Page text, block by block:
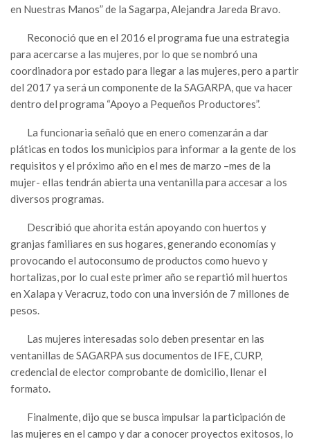
en Nuestras Manos” de la Sagarpa, Alejandra Jareda Bravo.
Reconoció que en el 2016 el programa fue una estrategia
para acercarse a las mujeres, por lo que se nombró una
coordinadora por estado para llegar a las mujeres, pero a partir
del 2017 ya será un componente de la SAGARPA, que va hacer
dentro del programa “Apoyo a Pequeños Productores”.
La funcionaria señaló que en enero comenzarán a dar
pláticas en todos los municipios para informar a la gente de los
requisitos y el próximo año en el mes de marzo –mes de la
mujer- ellas tendrán abierta una ventanilla para accesar a los
diversos programas.
Describió que ahorita están apoyando con huertos y
granjas familiares en sus hogares, generando economías y
provocando el autoconsumo de productos como huevo y
hortalizas, por lo cual este primer año se repartió mil huertos
en Xalapa y Veracruz, todo con una inversión de 7 millones de
pesos.
Las mujeres interesadas solo deben presentar en las
ventanillas de SAGARPA sus documentos de IFE, CURP,
credencial de elector comprobante de domicilio, llenar el
formato.
Finalmente, dijo que se busca impulsar la participación de
las mujeres en el campo y dar a conocer proyectos exitosos, lo